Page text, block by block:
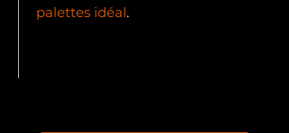
palettes idéal.